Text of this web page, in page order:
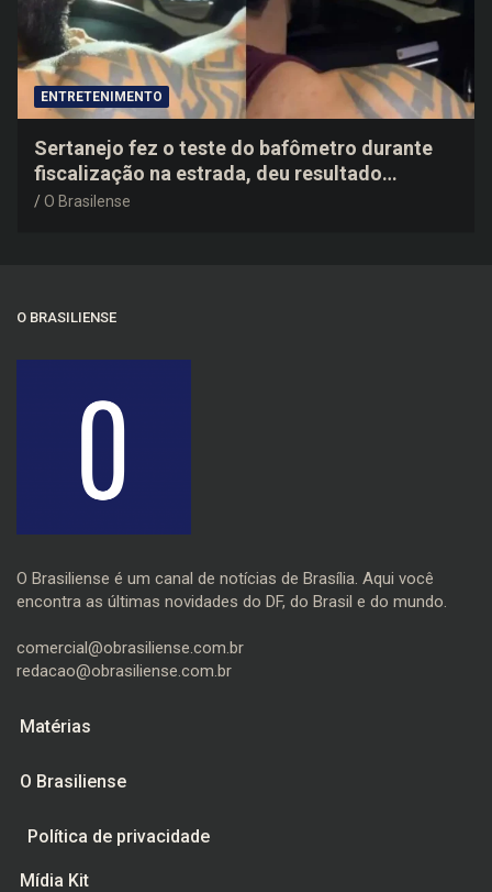
ENTRETENIMENTO
Sertanejo fez o teste do bafômetro durante
fiscalização na estrada, deu resultado
negativo e elogiou o trabalho dos agentes de
O Brasilense
O BRASILIENSE
O Brasiliense é um canal de notícias de Brasília. Aqui você
encontra as últimas novidades do DF, do Brasil e do mundo.
comercial@obrasiliense.com.br
redacao@obrasiliense.com.br
Matérias
O Brasiliense
Política de privacidade
Mídia Kit